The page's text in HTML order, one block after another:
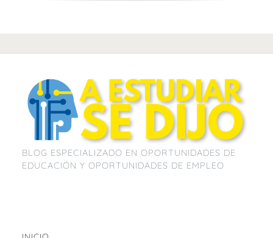
BLOG ESPECIALIZADO EN OPORTUNIDADES DE
EDUCACIÓN Y OPORTUNIDADES DE EMPLEO